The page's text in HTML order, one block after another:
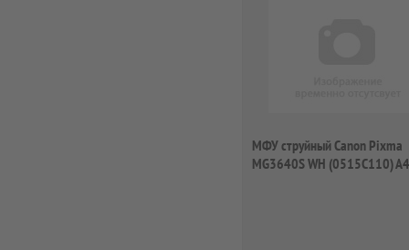
МФУ струйный Canon Pixma
MG3640S WH (0515C110) A4